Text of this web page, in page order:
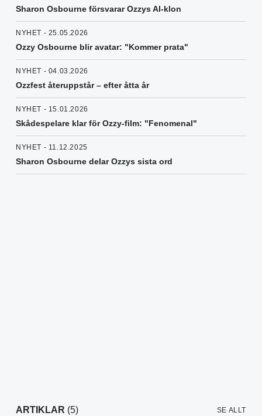
Sharon Osbourne försvarar Ozzys AI-klon
NYHET - 25.05.2026
Ozzy Osbourne blir avatar: "Kommer prata"
NYHET - 04.03.2026
Ozzfest återuppstår – efter åtta år
NYHET - 15.01.2026
Skådespelare klar för Ozzy-film: "Fenomenal"
NYHET - 11.12.2025
Sharon Osbourne delar Ozzys sista ord
ARTIKLAR (5) SE ALLT